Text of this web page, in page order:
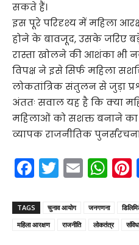
सकते हैं।
इस पूरे परिदृश्य में महिला
होने के बावजूद, उसके जरिए
रास्ता खोलने की आशंका भी
विपक्ष ने इसे सिर्फ महिला
लोकतांत्रिक संतुलन से जुड़ा
अंततः सवाल यह है कि क्या
महिलाओं को सशक्त बनाने का
व्यापक राजनीतिक
F
c
e
T
itt
er
E
ai
W
a
ts
TAGS चुनाव आयोग जनगणना
महिला आरक्षण
राजनीति लोकतंत्र